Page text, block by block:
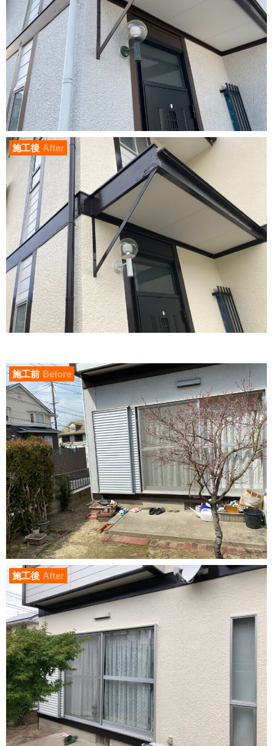
施工後 After
施工前 Before
施工後 After